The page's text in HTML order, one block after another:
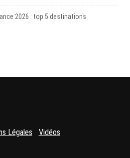
2026 : top 5 destinations
Légales Vidéos